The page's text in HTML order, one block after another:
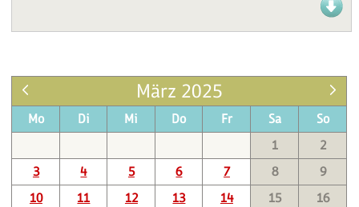
März 2025
Mo Di Mi Do Fr Sa
So
1
2
3
4 5 6 7 8
9
10
11 12 13 14 15
16